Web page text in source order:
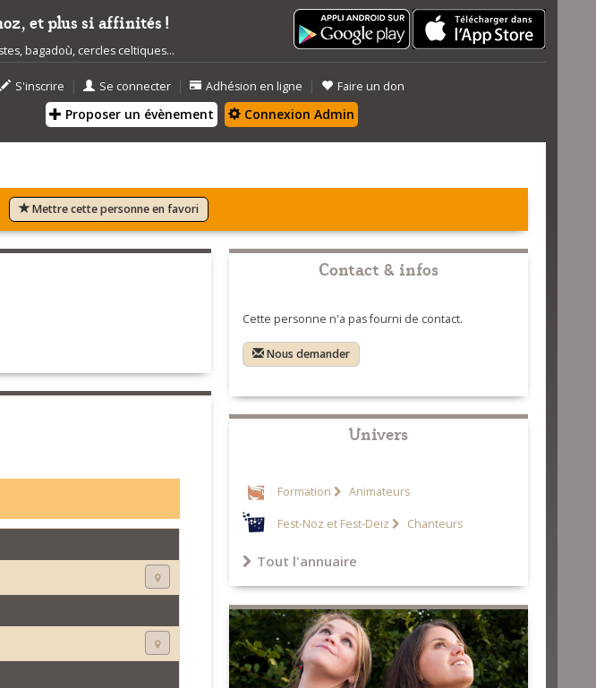
et plus si affinités !
bagadoù, cercles celtiques...
S'inscrire | Se connecter | Adhésion en ligne | Faire un don
Proposer un évènement Connexion Admin
Mettre cette personne en favori
Contact & infos
Cette personne n'a pas fourni de contact.
Nous demander
Univers
Formation Animateurs
Fest-Noz et Fest-Deiz Chanteurs
Tout l'annuaire